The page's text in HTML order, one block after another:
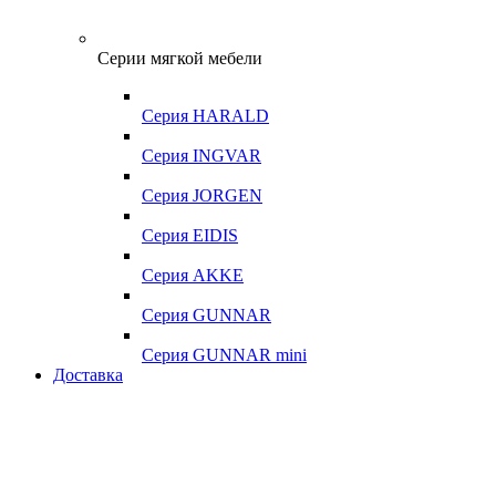
Серии мягкой мебели
Серия HARALD
Серия INGVAR
Серия JORGEN
Серия EIDIS
Серия AKKE
Серия GUNNAR
Серия GUNNAR mini
Доставка